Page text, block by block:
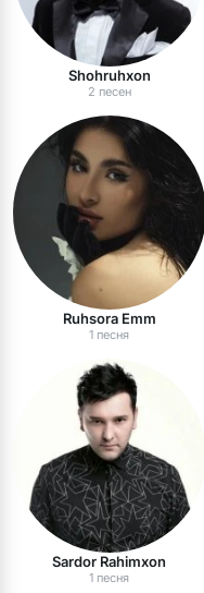
Shohruhxon
2 песен
Ruhsora Emm
1 песня
Sardor Rahimxon
1 песня